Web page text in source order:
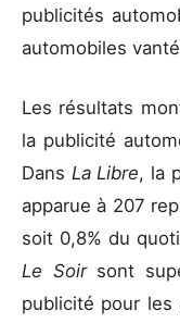
publicités
automobiles
Les résultats
la publicité
Dans La Libre, la
apparue à 207
soit 0,8% du
Le Soir sont
publicité pour